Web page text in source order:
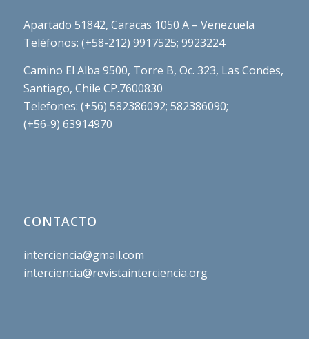
Apartado 51842, Caracas 1050 A – Venezuela
Teléfonos: (+58-212) 9917525; 9923224
Camino El Alba 9500, Torre B, Oc. 323, Las Condes,
Santiago, Chile CP.7600830
Telefones: (+56) 582386092; 582386090;
(+56-9) 63914970
CONTACTO
interciencia@gmail.com
interciencia@revistainterciencia.org